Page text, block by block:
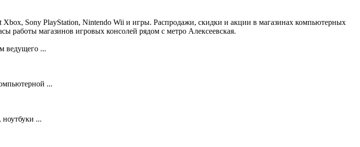
Sony PlayStation, Nintendo Wii и игры. Распродажи, скидки и акции в магазинах компьютерных
работы магазинов игровых консолей рядом с метро Алексеевская.
ведущего ...
...
...